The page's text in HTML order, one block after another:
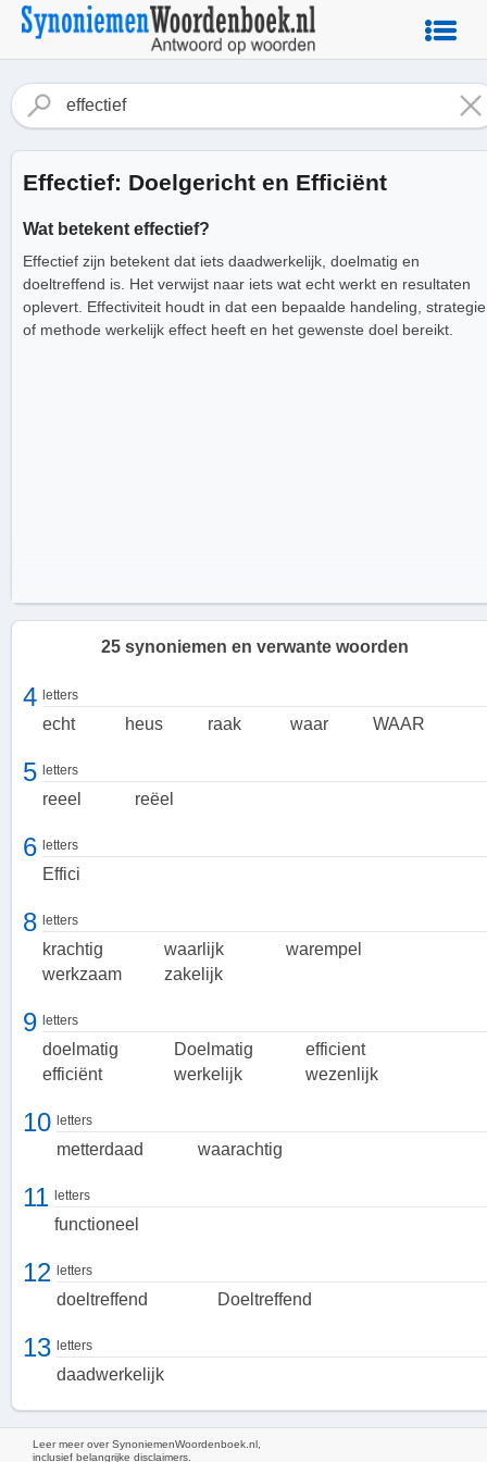
Effectief: Doelgericht en Efficiënt
Wat betekent effectief?
Effectief zijn betekent dat iets daadwerkelijk, doelmatig en
doeltreffend is. Het verwijst naar iets wat echt werkt en resultaten
oplevert. Effectiviteit houdt in dat een bepaalde handeling, strategie
of methode werkelijk effect heeft en het gewenste doel bereikt.
Efficiëntie en effectiviteit
hebben een subtiele nuanceverschil. Terwijl effectiviteit zich richt op
het behalen van het doel, richt efficiëntie zich op het bereiken van
het doel op de meest optimale en minst verspillende manier. Een
niet per definitie effectief.
Kenmerken van effectiviteit
behalen en doelen te bereiken. Een effectieve persoon, organisatie
of strategie is in staat om metterdaad en raak te handelen, waarbij
de inspanningen werkelijk werkzaam en wezenlijk zijn. Effectiviteit
vereist een reële en waarachtige benadering, waarbij de focus ligt
op het behalen van concrete en waardevolle resultaten.
Effectiviteit is van cruciaal belang in verschillende aspecten van het
leven, zoals persoonlijke ontwikkeling, zakelijke strategieën en
en efficiënter worden bereikt, wat leidt tot groei, succes en
voldoening. Het vermogen om effectief te handelen en te opereren
25 synoniemen en verwante woorden
4 letters
echt heus raak waar WAAR
5 letters
reeel reëel
6 letters
Effici
8 letters
krachtig waarlijk
warempel
werkzaam
zakelijk
9 letters
doelmatig Doelmatig
efficient
efficiënt
werkelijk wezenlijk
10 letters
metterdaad waarachtig
11 letters
functioneel
12 letters
doeltreffend Doeltreffend
13 letters
daadwerkelijk
Leer meer over SynoniemenWoordenboek.nl,
inclusief belangrijke disclaimers.